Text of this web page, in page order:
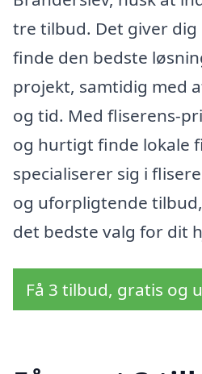
tre tilbud. Det giver
finde den bedste
projekt, samtidig med
og tid. Med fliserens-
og hurtigt finde lokale
specialiserer sig i
og uforpligtende
det bedste valg for dit
Få 3 tilbud, gratis og